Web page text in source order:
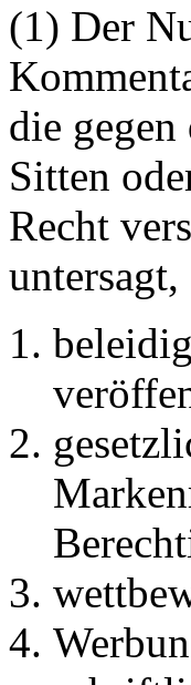
(1) Der
die
Sitten
Recht
untersagt,